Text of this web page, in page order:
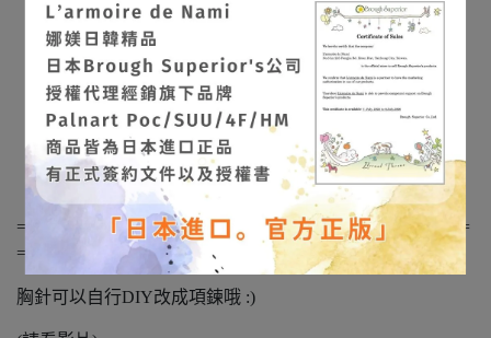
==============================================
========
胸針可以自行DIY改成項鍊哦 :)